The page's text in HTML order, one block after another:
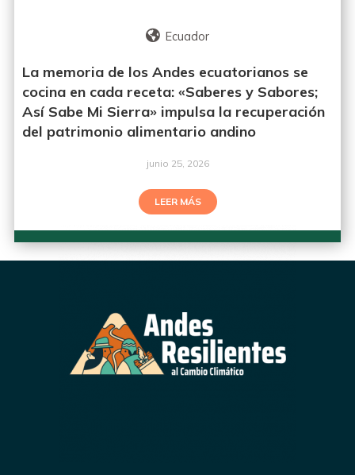
Ecuador
La memoria de los Andes ecuatorianos se
cocina en cada receta: «Saberes y Sabores;
Así Sabe Mi Sierra» impulsa la recuperación
del patrimonio alimentario andino
junio 25, 2026
LEER MÁS